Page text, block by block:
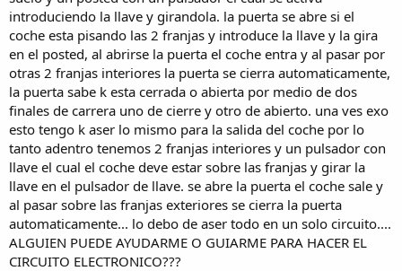
i
o
introduciendo la llave y girandola. la puerta se abre si el
coche esta pisando las 2 franjas y introduce la llave y la gira
en el posted, al abrirse la puerta el coche entra y al pasar por
otras 2 franjas interiores la puerta se cierra automaticamente,
la puerta sabe k esta cerrada o abierta por medio de dos
finales de carrera uno de cierre y otro de abierto. una ves exo
esto tengo k aser lo mismo para la salida del coche por lo
tanto adentro tenemos 2 franjas interiores y un pulsador con
llave el cual el coche deve estar sobre las franjas y girar la
llave en el pulsador de llave. se abre la puerta el coche sale y
al pasar sobre las franjas exteriores se cierra la puerta
automaticamente... lo debo de aser todo en un solo circuito....
ALGUIEN PUEDE AYUDARME O GUIARME PARA HACER EL
CIRCUITO ELECTRONICO???